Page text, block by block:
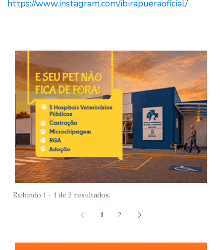
https://www.instagram.com/ibirapueraoficial/
Exibindo 1 - 1 de 2 resultados.
1 2